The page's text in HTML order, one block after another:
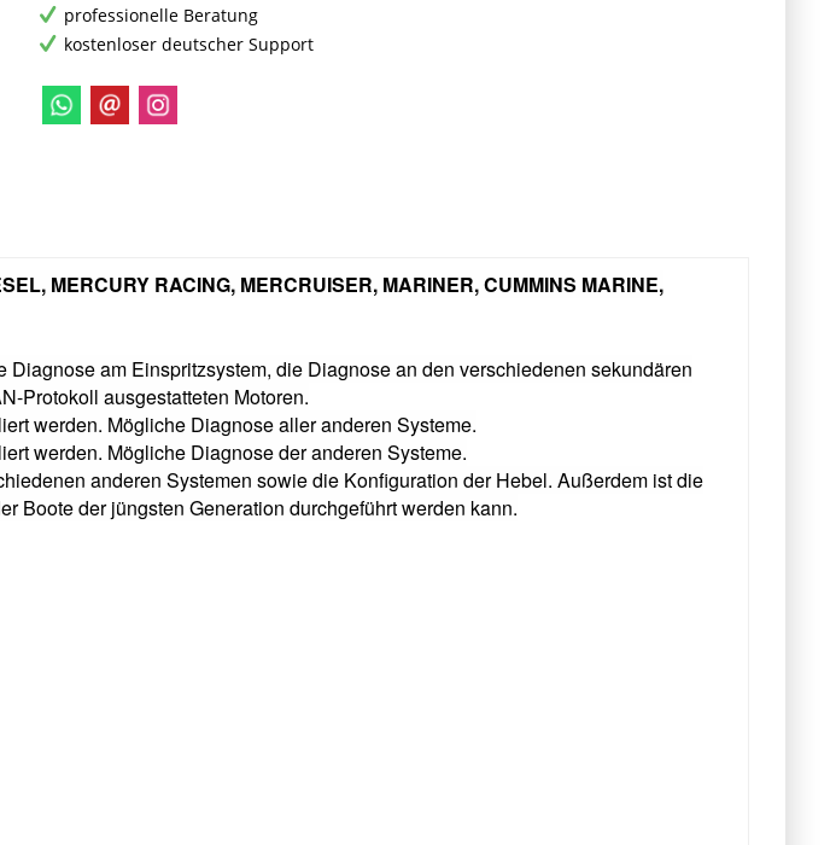
professionelle Beratung
kostenloser deutscher Support
MERCURY RACING, MERCRUISER, MARINER, CUMMINS MARINE,
am Einspritzsystem, die Diagnose an den verschiedenen sekundären
Protokoll ausgestatteten Motoren.
werden. Mögliche Diagnose aller anderen Systeme.
werden. Mögliche Diagnose der anderen Systeme.
anderen Systemen sowie die Konfiguration der Hebel. Außerdem ist die
Boote der jüngsten Generation durchgeführt werden kann.